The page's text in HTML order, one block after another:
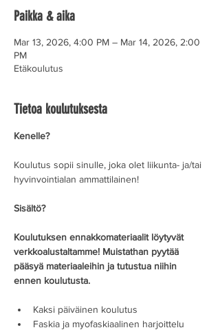
Paikka & aika
Mar 13, 2026, 4:00 PM – Mar 14, 2026, 2:00
PM
Etäkoulutus
Tietoa koulutuksesta
Kenelle?
Koulutus sopii sinulle, joka olet liikunta- ja/tai
hyvinvointialan ammattilainen!
Sisältö?
Koulutuksen ennakkomateriaalit löytyvät
verkkoalustaltamme! Muistathan pyytää
pääsyä materiaaleihin ja tutustua niihin
ennen koulutusta.
Kaksi päiväinen koulutus
Faskia ja myofaskiaalinen harjoittelu